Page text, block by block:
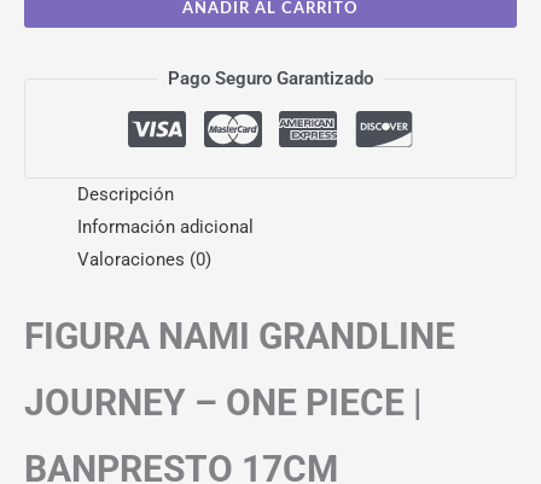
AÑADIR AL CARRITO
Pago Seguro Garantizado
Descripción
Información adicional
Valoraciones (0)
FIGURA NAMI GRANDLINE
JOURNEY – ONE PIECE |
BANPRESTO 17CM